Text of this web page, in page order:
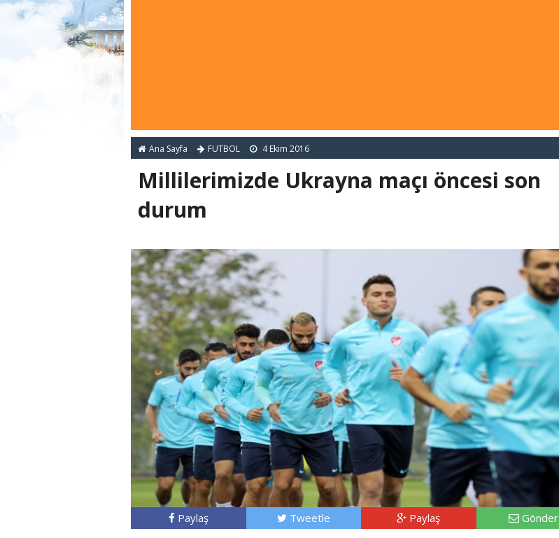
Ana Sayfa FUTBOL 4 Ekim 2016
Millilerimizde Ukrayna maçı öncesi son
durum
Paylaş Tweetle Paylaş Gönder